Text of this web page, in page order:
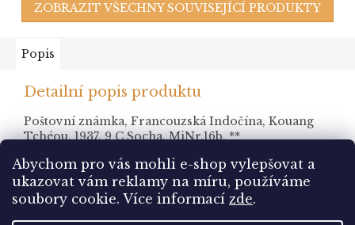
Abychom pro vás mohli e-shop vylepšovat a
ukazovat vám reklamy na míru, používáme
soubory cookie. Více informací zde.
ZOBRAZIT VŠECHNY SOUVISEJÍCÍ PRODUKTY
Popis
Detailní popis produktu
Poštovní známka, Francouzská Indočína, Kouang
Tchéou, 1937, 9 C Socha, MiNr.16b, **